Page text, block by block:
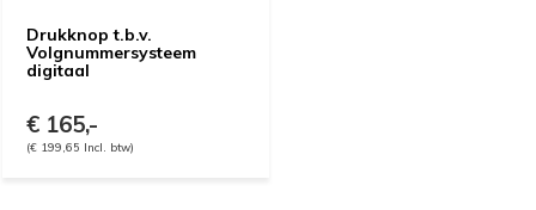
Drukknop t.b.v.
Volgnummersysteem
digitaal
€ 165,-
(€ 199,65 Incl. btw)